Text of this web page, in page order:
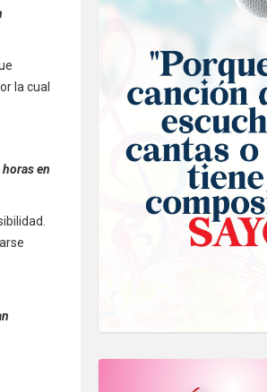
la cual
en